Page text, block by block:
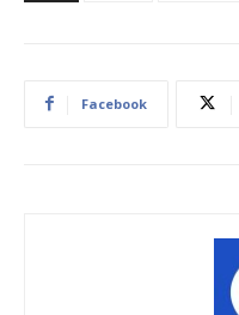
Facebook